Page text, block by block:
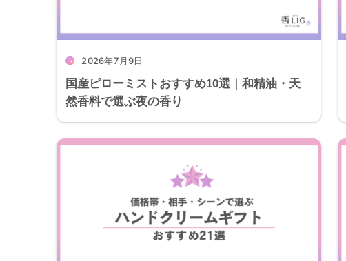
2026年7月9日
国産ピローミストおすすめ10選｜和精油・天
然香料で選ぶ夜の香り